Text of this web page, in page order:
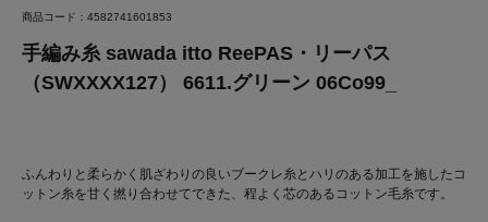
商品コード：4582741601853
手編み糸 sawada itto ReePAS・リーパス
（SWXXXX127） 6611.グリーン 06Co99_
ふんわりと柔らかく肌ざわりの良いブークレ糸とハリのある加工を施したコ
ットン糸を甘く撚り合わせてできた、程よく芯のあるコットン毛糸です。